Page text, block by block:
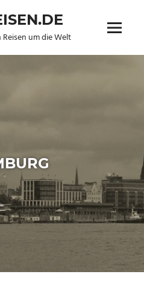
um die Welt Menü